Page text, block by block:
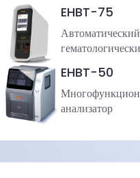
EHBT-75
Автоматический
EHBT-50
анализатор